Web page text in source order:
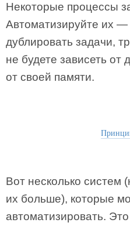
Некоторые процессы
Автоматизируйте их —
дублировать задачи,
не будете зависеть от
от своей памяти.
Вот несколько систем
их больше), которые
автоматизировать.